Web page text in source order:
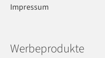
Impressum
Werbeprodukte